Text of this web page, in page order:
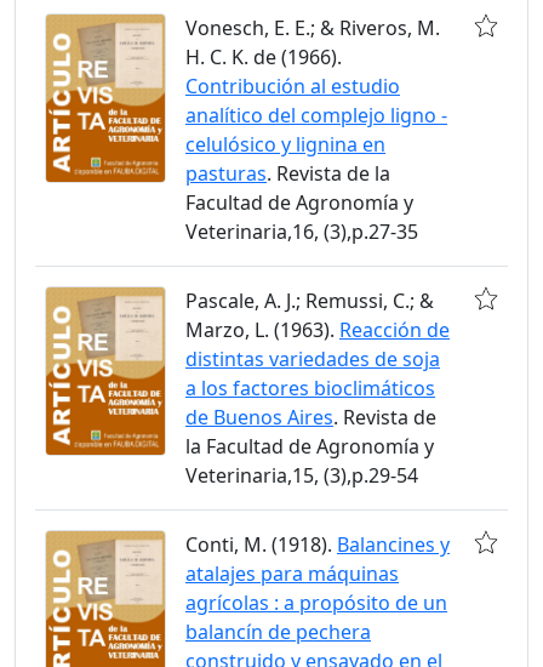
Vonesch, E. E.; & Riveros, M.
H. C. K. de (1966).
Contribución al estudio
analítico del complejo ligno -
celulósico y lignina en
pasturas. Revista de la
Facultad de Agronomía y
Veterinaria,16, (3),p.27-35
Pascale, A. J.; Remussi, C.; &
Marzo, L. (1963). Reacción de
distintas variedades de soja
a los factores bioclimáticos
de Buenos Aires. Revista de
la Facultad de Agronomía y
Veterinaria,15, (3),p.29-54
Conti, M. (1918). Balancines y
atalajes para máquinas
agrícolas : a propósito de un
balancín de pechera
construido y ensayado en el